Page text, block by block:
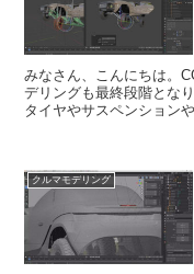
みなさん、こんにちは。
デリングも最終段階とな
タイヤやサスペンションやドア
クルマモデリング